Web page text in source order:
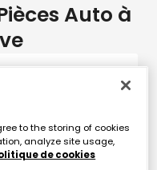
Auto à
Carte
to the storing of cookies
analyze site usage,
de cookies